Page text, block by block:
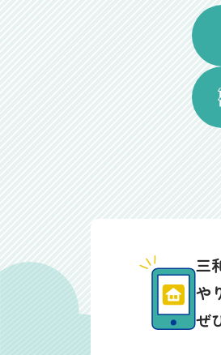
三
や
ぜ